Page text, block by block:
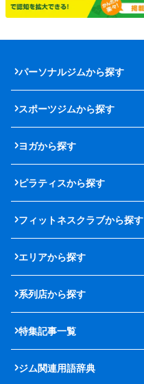
パーソナルジムから探す
スポーツジムから探す
ヨガから探す
ピラティスから探す
フィットネスクラブから探す
エリアから探す
系列店から探す
特集記事一覧
ジム関連用語辞典